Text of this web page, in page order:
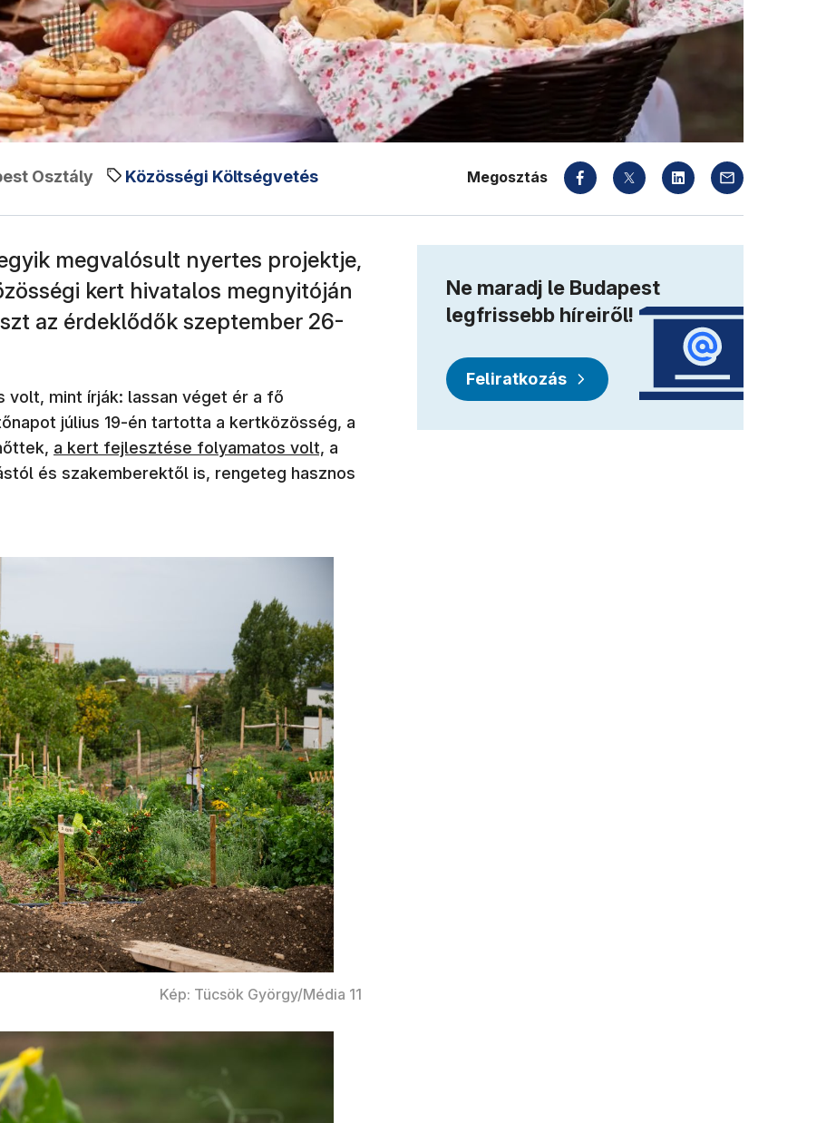
Osztály Közösségi Költségvetés Megosztás
megvalósult nyertes projektje,
kert hivatalos megnyitóján
az érdeklődők szeptember 26-
volt, mint írják: lassan véget ér a fő
július 19-én tartotta a kertközösség, a
(új ablakban nyílik meg)
a kert fejlesztése folyamatos volt, a
és szakemberektől is, rengeteg hasznos
Kép: Tücsök György/Média 11
Ne maradj le Budapest
legfrissebb híreiről!
Feliratkozás